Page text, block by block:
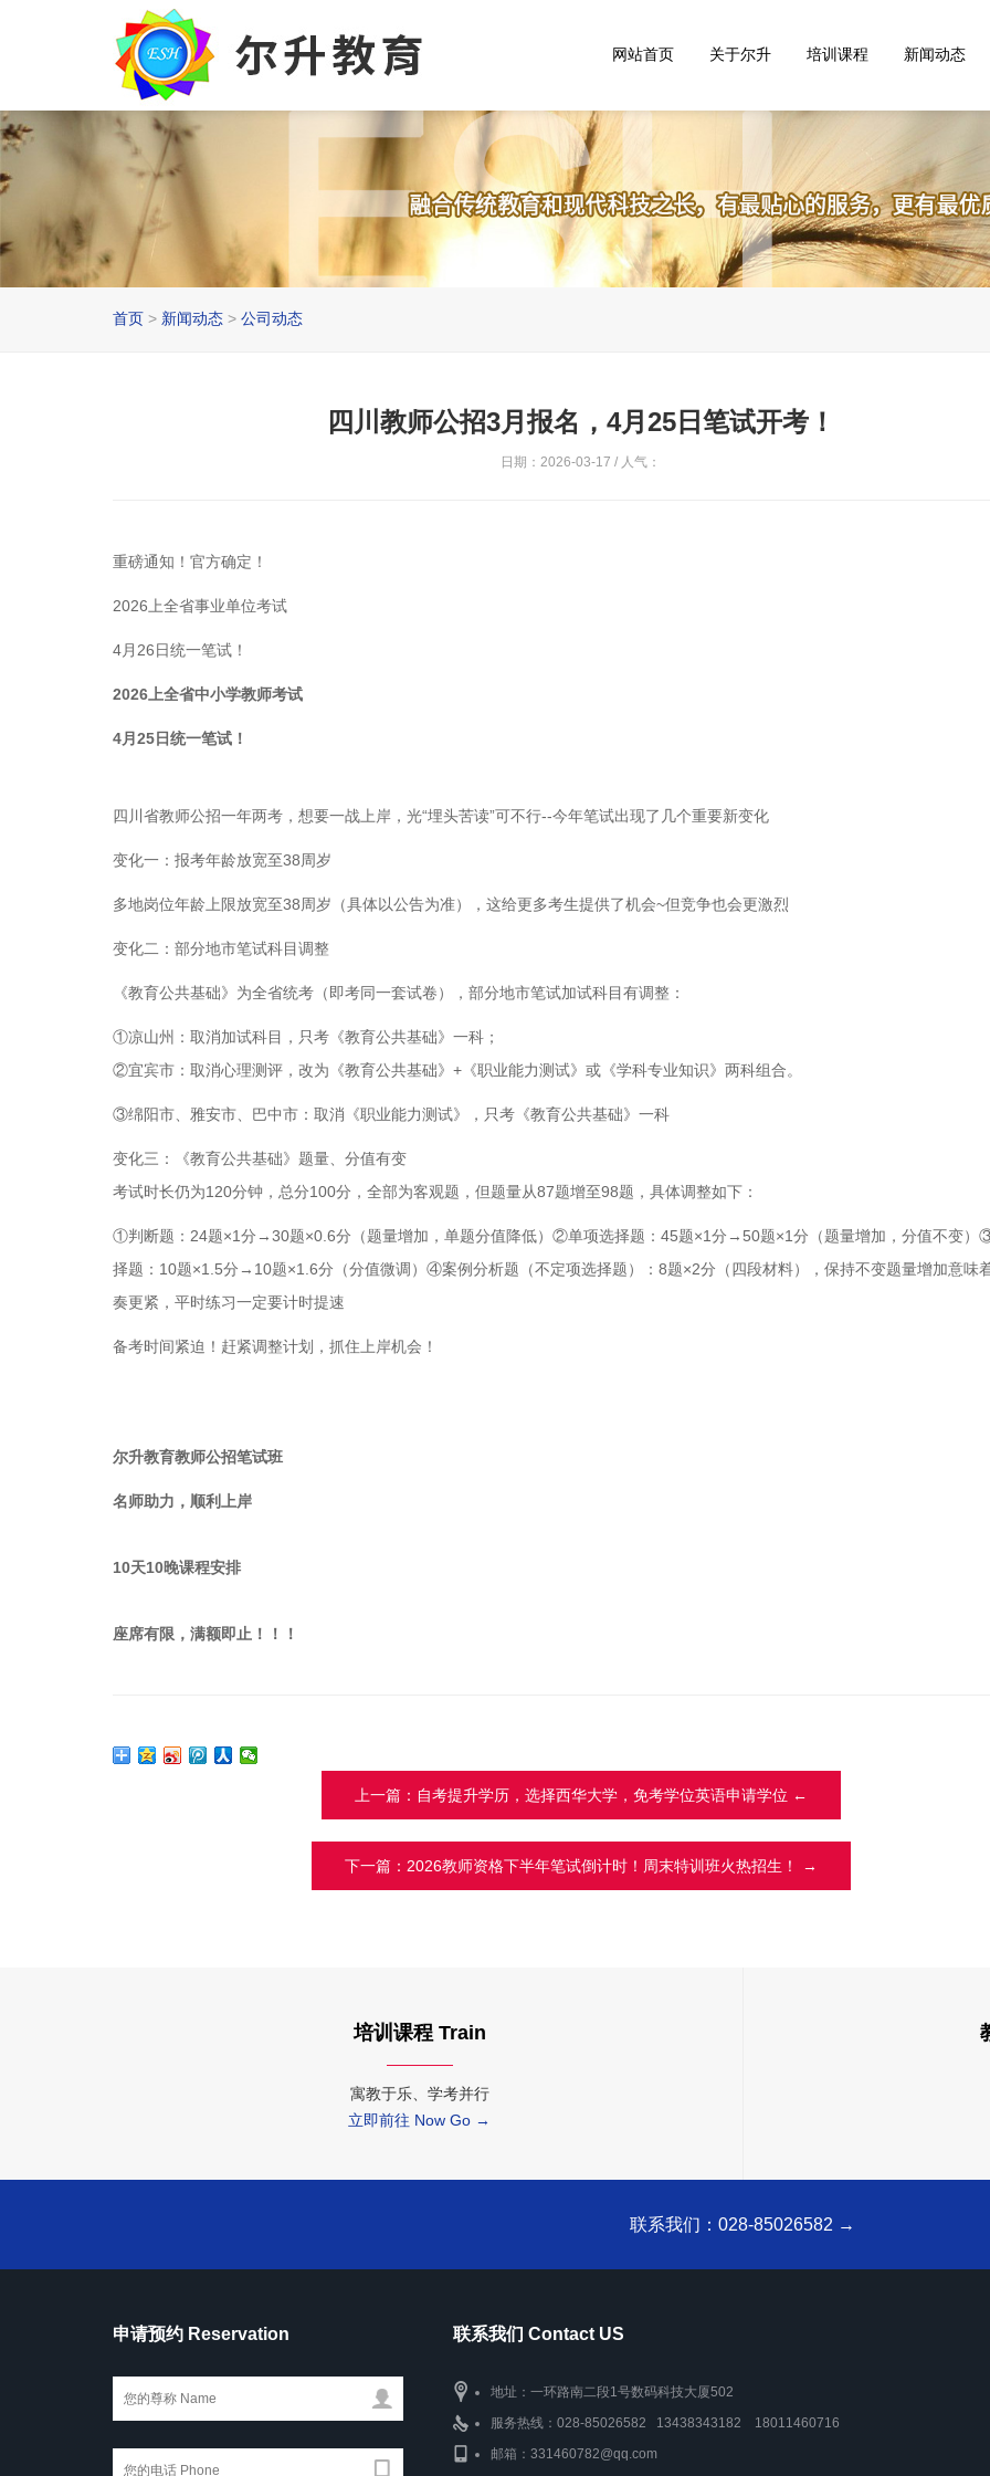
网站首页 关于尔升 培训课程 新闻动态
首页 > 新闻动态 > 公司动态
四川教师公招3月报名，4月25日笔试开考！
日期：2026-03-17 / 人气：
重磅通知！官方确定！
2026上全省事业单位考试
4月26日统一笔试！
2026上全省中小学教师考试
4月25日统一笔试！
四川省教师公招一年两考，想要一战上岸，光“埋头苦读”可不行--今年笔试出现了几个重要新变化
变化一：报考年龄放宽至38周岁
多地岗位年龄上限放宽至38周岁（具体以公告为准），这给更多考生提供了机会~但竞争也会更激烈
变化二：部分地市笔试科目调整
《教育公共基础》为全省统考（即考同一套试卷），部分地市笔试加试科目有调整：
①凉山州：取消加试科目，只考《教育公共基础》一科；
②宜宾市：取消心理测评，改为《教育公共基础》+《职业能力测试》或《学科专业知识》两科组合。
③绵阳市、雅安市、巴中市：取消《职业能力测试》，只考《教育公共基础》一科
变化三：《教育公共基础》题量、分值有变
考试时长仍为120分钟，总分100分，全部为客观题，但题量从87题增至98题，具体调整如下：
①判断题：24题×1分→30题×0.6分（题量增加，单题分值降低）②单项选择题：45题×1分→50题×1分（题量增加，分值不变）
择题：10题×1.5分→10题×1.6分（分值微调）④案例分析题（不定项选择题）：8题×2分（四段材料），保持不变题量增加意味
奏更紧，平时练习一定要计时提速
备考时间紧迫！赶紧调整计划，抓住上岸机会！
尔升教育教师公招笔试班
名师助力，顺利上岸
10天10晚课程安排
座席有限，满额即止！！！
上一篇：自考提升学历，选择西华大学，免考学位英语申请学位 ←
下一篇：2026教师资格下半年笔试倒计时！周末特训班火热招生！ →
培训课程 Train
寓教于乐、学考并行
立即前往 Now Go →
联系我们：028-85026582 →
申请预约 Reservation 联系我们 Contact US
地址：一环路南二段1号数码科技大厦502
服务热线：028-85026582 13438343182 18011460716
邮箱：331460782@qq.com